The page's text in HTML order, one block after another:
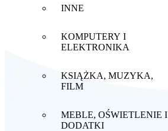
INNE
KOMPUTERY I
ELEKTRONIKA
KSIĄŻKA, MUZYKA,
FILM
MEBLE, OŚWIETLENIE I
DODATKI